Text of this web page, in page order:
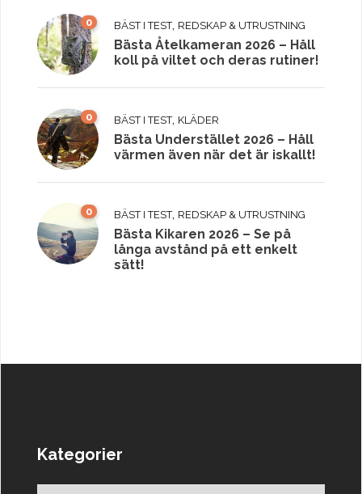
0 BÄST I TEST, REDSKAP & UTRUSTNING
Bästa Åtelkameran 2026 – Håll
koll på viltet och deras rutiner!
0 BÄST I TEST, KLÄDER
Bästa Understället 2026 – Håll
värmen även när det är iskallt!
0 BÄST I TEST, REDSKAP & UTRUSTNING
Bästa Kikaren 2026 – Se på
långa avstånd på ett enkelt
sätt!
Kategorier